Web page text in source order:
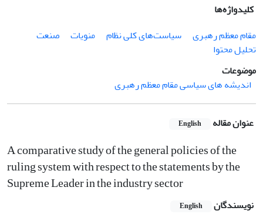
کلیدواژه‌ها
مقام معظم رهبری
سیاست‌های کلی نظام منویات
صنعت
تحلیل محتوا
موضوعات
اندیشه های سیاسی مقام معظم رهبری
عنوان مقاله English
A comparative study of the general policies of the
ruling system with respect to the statements by the
Supreme Leader in the industry sector
نویسندگان English